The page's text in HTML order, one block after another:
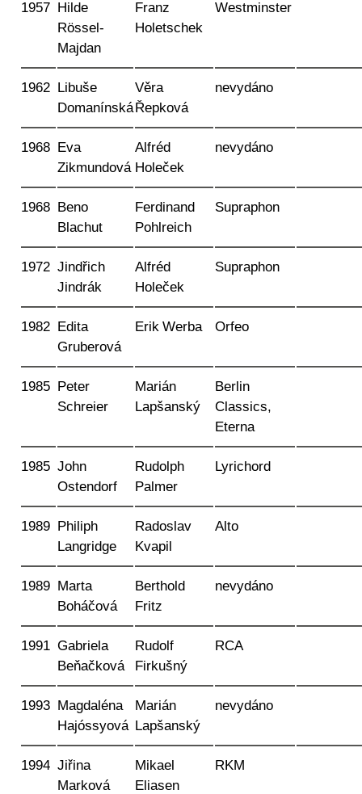
1957
Hilde
Rössel-
Majdan
Franz
Holetschek
Westminster
1962
Libuše
Domanínská
Věra
Řepková
nevydáno
1968
Eva
Zikmundová
Alfréd
Holeček
nevydáno
1968
Beno
Blachut
Ferdinand
Pohlreich
Supraphon
1972 Jindřich
Jindrák
Alfréd
Holeček
Supraphon
1982
Edita
Gruberová
Erik Werba Orfeo
1985
Peter
Schreier
Marián
Lapšanský
Berlin
Classics,
Eterna
1985 John
Ostendorf
Rudolph
Palmer
Lyrichord
1989
Philiph
Langridge
Radoslav
Kvapil
Alto
1989
Marta
Boháčová
Berthold
Fritz
nevydáno
1991 Gabriela
Beňačková
Rudolf
Firkušný
RCA
1993
Magdaléna
Hajóssyová
Marián
Lapšanský
nevydáno
1994 Jiřina
Marková
Mikael
Eliasen
RKM